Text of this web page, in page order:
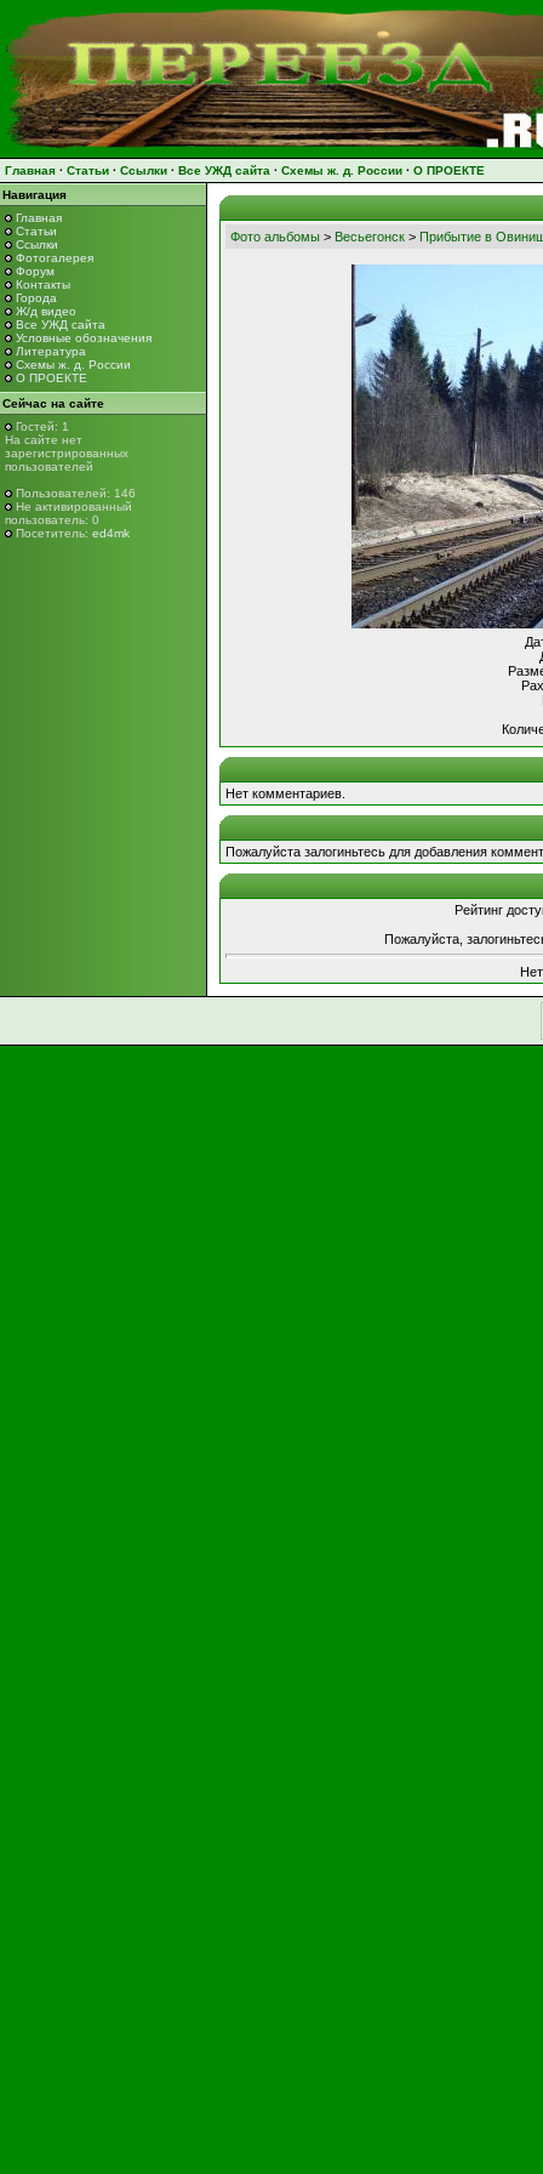
Главная · Статьи · Ссылки · Все УЖД сайта · Схемы ж. д. России · О ПРОЕКТЕ
Навигация
Главная
Статьи
Ссылки
Фотогалерея
Форум
Контакты
Города
Ж/д видео
Все УЖД сайта
Условные обозначения
Литература
Схемы ж. д. России
О ПРОЕКТЕ
Сейчас на сайте
Гостей: 1
На сайте нет
зарегистрированных
пользователей
Пользователей: 146
Не активированный
пользователь: 0
Посетитель: ed4mk
Фото альбомы > Весьегонск > Прибытие в
Нет комментариев.
Пожалуйста залогиньтесь для добавления
Рейтинг
Пожалуйста,